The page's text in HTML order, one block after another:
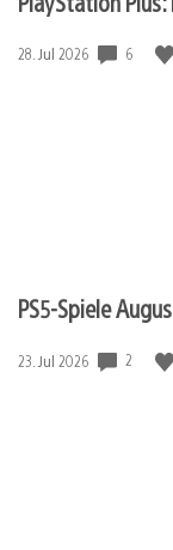
Veröffentlichungsdatum:
28. Jul 2026 6
PS5-Spiele
Veröffentlichungsdatum:
23. Jul 2026 2